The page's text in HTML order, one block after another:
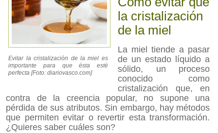
Evitar la cristalización de la miel es
importante para que ésta esté
perfecta [Foto: diariovasco.com]
la cristalización
de la miel
La miel tiende a pasar
de un estado líquido a
sólido, un proceso
conocido como
cristalización que, en
contra de la creencia popular, no supone una
pérdida de sus atributos. Sin embargo, hay métodos
que permiten evitar o revertir esta transformación.
¿Quieres saber cuáles son?